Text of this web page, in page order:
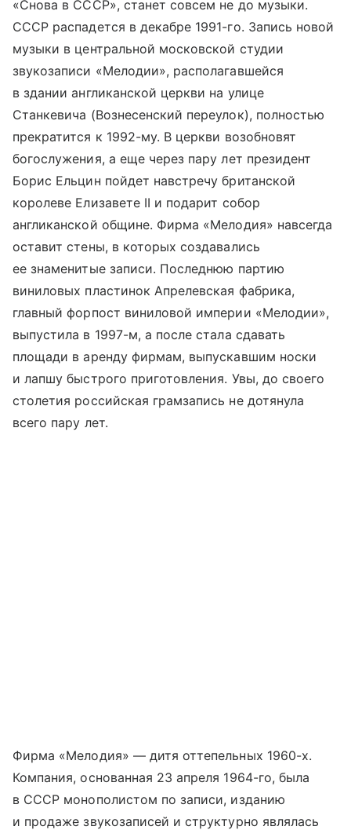
«Снова в СССР», станет совсем не до музыки.
СССР распадется в декабре 1991-го. Запись новой
музыки в центральной московской студии
звукозаписи «Мелодии», располагавшейся
в здании англиканской церкви на улице
Станкевича (Вознесенский переулок), полностью
прекратится к 1992-му. В церкви возобновят
богослужения, а еще через пару лет президент
Борис Ельцин пойдет навстречу британской
королеве Елизавете II и подарит собор
англиканской общине. Фирма «Мелодия» навсегда
оставит стены, в которых создавались
ее знаменитые записи. Последнюю партию
виниловых пластинок Апрелевская фабрика,
главный форпост виниловой империи «Мелодии»,
выпустила в 1997-м, а после стала сдавать
площади в аренду фирмам, выпускавшим носки
и лапшу быстрого приготовления. Увы, до своего
столетия российская грамзапись не дотянула
всего пару лет.
Фирма «Мелодия» — дитя оттепельных 1960-х.
Компания, основанная 23 апреля 1964-го, была
в СССР монополистом по записи, изданию
и продаже звукозаписей и структурно являлась